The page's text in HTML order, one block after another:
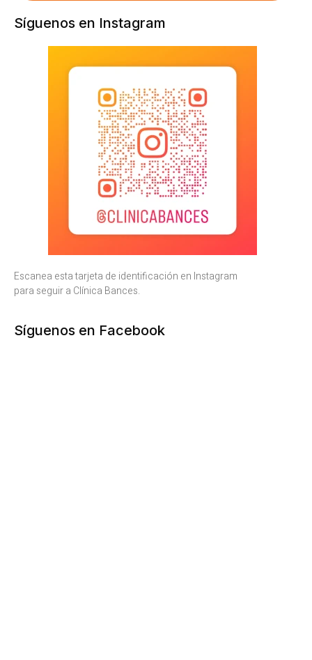
Síguenos en Instagram
Escanea esta tarjeta de identificación en Instagram
para seguir a Clínica Bances.
Síguenos en Facebook